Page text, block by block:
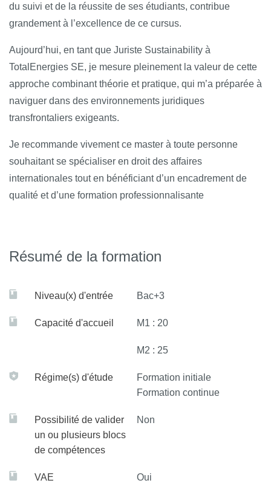
du suivi et de la réussite de ses étudiants, contribue
grandement à l’excellence de ce cursus.
Aujourd’hui, en tant que Juriste Sustainability à
TotalEnergies SE, je mesure pleinement la valeur de cette
approche combinant théorie et pratique, qui m’a préparée à
naviguer dans des environnements juridiques
transfrontaliers exigeants.
Je recommande vivement ce master à toute personne
souhaitant se spécialiser en droit des affaires
internationales tout en bénéficiant d’un encadrement de
qualité et d’une formation professionnalisante
Résumé de la formation
Niveau(x) d'entrée Bac+3
Capacité d'accueil M1 : 20
M2 : 25
Régime(s) d'étude
Formation initiale
Formation continue
Possibilité de valider
un ou plusieurs blocs
de compétences
Non
VAE Oui